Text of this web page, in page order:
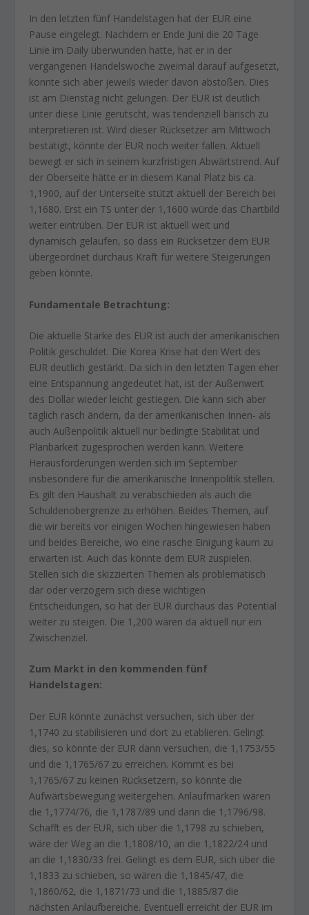
In den letzten fünf Handelstagen hat der EUR eine
Pause eingelegt. Nachdem er Ende Juni die 20 Tage
Linie im Daily überwunden hatte, hat er in der
vergangenen Handelswoche zweimal darauf aufgesetzt,
konnte sich aber jeweils wieder davon abstoßen. Dies
ist am Dienstag nicht gelungen. Der EUR ist deutlich
unter diese Linie gerutscht, was tendenziell bärisch zu
interpretieren ist. Wird dieser Rücksetzer am Mittwoch
bestätigt, könnte der EUR noch weiter fallen. Aktuell
bewegt er sich in seinem kurzfristigen Abwärtstrend. Auf
der Oberseite hätte er in diesem Kanal Platz bis ca.
1,1900, auf der Unterseite stützt aktuell der Bereich bei
1,1680. Erst ein TS unter der 1,1600 würde das Chartbild
weiter eintrüben. Der EUR ist aktuell weit und
dynamisch gelaufen, so dass ein Rücksetzer dem EUR
übergeordnet durchaus Kraft für weitere Steigerungen
geben könnte.
Fundamentale Betrachtung:
Die aktuelle Stärke des EUR ist auch der amerikanischen
Politik geschuldet. Die Korea Krise hat den Wert des
EUR deutlich gestärkt. Da sich in den letzten Tagen eher
eine Entspannung angedeutet hat, ist der Außenwert
des Dollar wieder leicht gestiegen. Die kann sich aber
täglich rasch ändern, da der amerikanischen Innen- als
auch Außenpolitik aktuell nur bedingte Stabilität und
Planbarkeit zugesprochen werden kann. Weitere
Herausforderungen werden sich im September
insbesondere für die amerikanische Innenpolitik stellen.
Es gilt den Haushalt zu verabschieden als auch die
Schuldenobergrenze zu erhöhen. Beides Themen, auf
die wir bereits vor einigen Wochen hingewiesen haben
und beides Bereiche, wo eine rasche Einigung kaum zu
erwarten ist. Auch das könnte dem EUR zuspielen.
Stellen sich die skizzierten Themen als problematisch
dar oder verzögern sich diese wichtigen
Entscheidungen, so hat der EUR durchaus das Potential
weiter zu steigen. Die 1,200 wären da aktuell nur ein
Zwischenziel.
Zum Markt in den kommenden fünf
Handelstagen:
Der EUR könnte zunächst versuchen, sich über der
1,1740 zu stabilisieren und dort zu etablieren. Gelingt
dies, so könnte der EUR dann versuchen, die 1,1753/55
und die 1,1765/67 zu erreichen. Kommt es bei
1,1765/67 zu keinen Rücksetzern, so könnte die
Aufwärtsbewegung weitergehen. Anlaufmarken wären
die 1,1774/76, die 1,1787/89 und dann die 1,1796/98.
Schafft es der EUR, sich über die 1,1798 zu schieben,
wäre der Weg an die 1,1808/10, an die 1,1822/24 und
an die 1,1830/33 frei. Gelingt es dem EUR, sich über die
1,1833 zu schieben, so wären die 1,1845/47, die
1,1860/62, die 1,1871/73 und die 1,1885/87 die
nächsten Anlaufbereiche. Eventuell erreicht der EUR im